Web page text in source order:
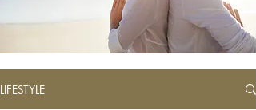
LIFESTYLE